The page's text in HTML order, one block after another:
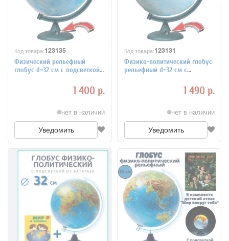
Код товара:123135
Физический рельефный
глобус d=32 см с подсветкой
1 400 р.
нет в наличии
Уведомить
Код товара:123131
Физико-политический глобус
рельефный d=32 см с
1 490 р.
нет в наличии
Уведомить